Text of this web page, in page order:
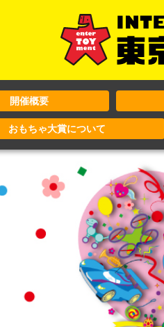
開催概要
おもちゃ大賞について